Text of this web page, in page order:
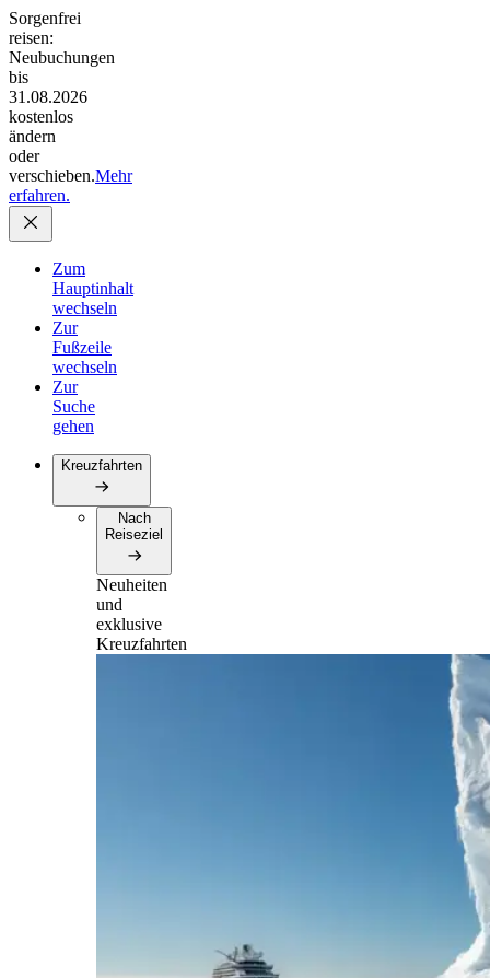
Sorgenfrei
reisen:
Neubuchungen
bis
31.08.2026
kostenlos
ändern
oder
verschieben.Mehr
erfahren.
Zum
Hauptinhalt
wechseln
Zur
Fußzeile
wechseln
Zur
Suche
gehen
Kreuzfahrten
Nach
Reiseziel
Neuheiten
und
exklusive
Kreuzfahrten